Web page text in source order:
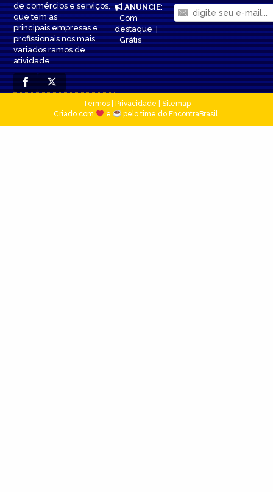
de comércios e serviços,
que tem as
principais empresas e
profissionais nos mais
variados ramos de
atividade.
ANUNCIE:
Com
destaque|
Grátis
Termos| Privacidade
Sitemap
Criado com
e pelo time do EncontraBrasil